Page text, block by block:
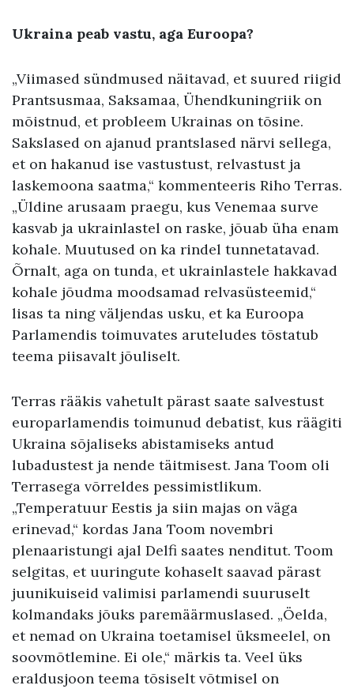
Ukraina peab vastu, aga Euroopa?
„Viimased sündmused näitavad, et suured riigid
Prantsusmaa, Saksamaa, Ühendkuningriik on
mõistnud, et probleem Ukrainas on tõsine.
Sakslased on ajanud prantslased närvi sellega,
et on hakanud ise vastustust, relvastust ja
laskemoona saatma,“ kommenteeris Riho Terras.
„Üldine arusaam praegu, kus Venemaa surve
kasvab ja ukrainlastel on raske, jõuab üha enam
kohale. Muutused on ka rindel tunnetatavad.
Õrnalt, aga on tunda, et ukrainlastele hakkavad
kohale jõudma moodsamad relvasüsteemid,“
lisas ta ning väljendas usku, et ka Euroopa
Parlamendis toimuvates aruteludes tõstatub
teema piisavalt jõuliselt.
Terras rääkis vahetult pärast saate salvestust
europarlamendis toimunud debatist, kus räägiti
Ukraina sõjaliseks abistamiseks antud
lubadustest ja nende täitmisest. Jana Toom oli
Terrasega võrreldes pessimistlikum.
„Temperatuur Eestis ja siin majas on väga
erinevad,“ kordas Jana Toom novembri
plenaaristungi ajal Delfi saates nenditut. Toom
selgitas, et uuringute kohaselt saavad pärast
juunikuiseid valimisi parlamendi suuruselt
kolmandaks jõuks paremäärmuslased. „Öelda,
et nemad on Ukraina toetamisel üksmeelel, on
soovmõtlemine. Ei ole,“ märkis ta. Veel üks
eraldusjoon teema tõsiselt võtmisel on